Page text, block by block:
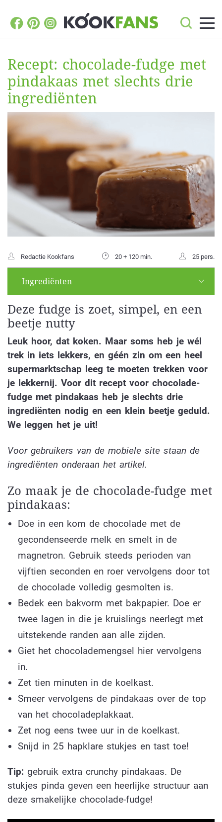
Recept: chocolade-fudge met
pindakaas met slechts drie
ingrediënten
Redactie Kookfans 20 + 120 min. 25 pers.
Ingrediënten
Deze fudge is zoet, simpel, en een
beetje nutty
Leuk hoor, dat koken. Maar soms heb je wél
trek in iets lekkers, en géén zin om een heel
supermarktschap leeg te moeten trekken voor
je lekkernij. Voor dit recept voor chocolade-
fudge met pindakaas heb je slechts drie
ingrediënten nodig en een klein beetje geduld.
We leggen het je uit!
Voor gebruikers van de mobiele site staan de
ingrediënten onderaan het artikel.
Zo maak je de chocolade-fudge met
pindakaas:
Doe in een kom de chocolade met de
gecondenseerde melk en smelt in de
magnetron. Gebruik steeds perioden van
vijftien seconden en roer vervolgens door tot
de chocolade volledig gesmolten is.
Bedek een bakvorm met bakpapier. Doe er
twee lagen in die je kruislings neerlegt met
uitstekende randen aan alle zijden.
Giet het chocolademengsel hier vervolgens
in.
Zet tien minuten in de koelkast.
Smeer vervolgens de pindakaas over de top
van het chocoladeplakkaat.
Zet nog eens twee uur in de koelkast.
Snijd in 25 hapklare stukjes en tast toe!
Tip: gebruik extra crunchy pindakaas. De
stukjes pinda geven een heerlijke structuur aan
deze smakelijke chocolade-fudge!